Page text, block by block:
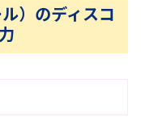
）のディスコ